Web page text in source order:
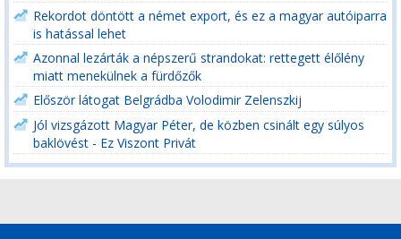
Rekordot döntött a német export, és ez a magyar autóiparra
is hatással lehet
Azonnal lezárták a népszerű strandokat: rettegett élőlény
miatt menekülnek a fürdőzők
Először látogat Belgrádba Volodimir Zelenszkij
Jól vizsgázott Magyar Péter, de közben csinált egy súlyos
baklövést - Ez Viszont Privát